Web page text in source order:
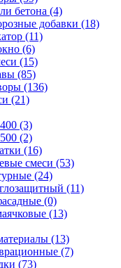
бетона (4)
добавки (18)
(11)
(6)
(15)
(85)
(136)
(21)
(3)
(2)
(16)
смеси (53)
(24)
(11)
(0)
(13)
(13)
(7)
(73)